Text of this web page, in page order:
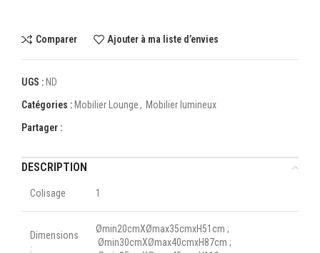
Comparer Ajouter à ma liste d’envies
UGS : ND
Catégories : Mobilier Lounge, Mobilier lumineux
Partager :
DESCRIPTION
Colisage 1
Dimensions
:
Ømin20cmXØmax35cmxH51cm ;
Ømin30cmXØmax40cmxH87cm ;